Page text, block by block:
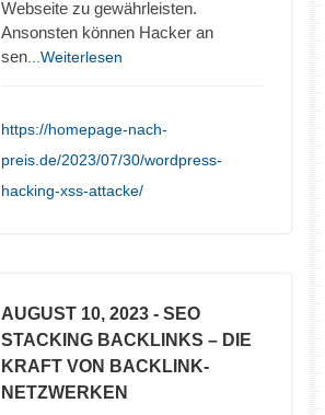
Webseite zu gewährleisten.
Ansonsten können Hacker an
sen ...Weiterlesen
https://homepage-nach-
preis.de/2023/07/30/wordpress-
hacking-xss-attacke/
AUGUST 10, 2023 - SEO
STACKING BACKLINKS – DIE
KRAFT VON BACKLINK-
NETZWERKEN